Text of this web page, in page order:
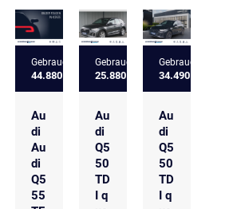
Gebrauchtfahrzeug
44.880 €
Au
di
Au
di
Q5
55
Gebrauchtfahrzeug
25.880 €
Au
di
Q5
50
TD
I q
Gebrauchtfahrzeug
34.490 €
Au
di
Q5
50
TD
I q